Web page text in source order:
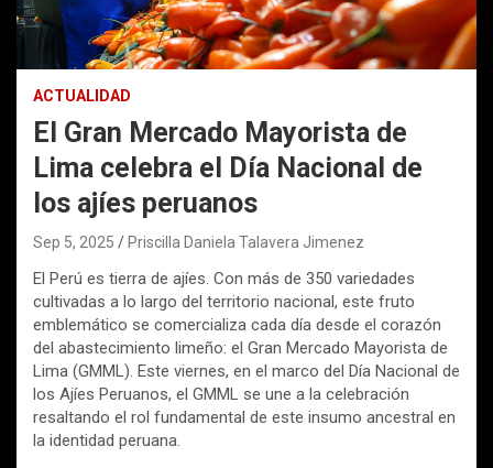
ACTUALIDAD
El Gran Mercado Mayorista de
Lima celebra el Día Nacional de
los ajíes peruanos
Sep 5, 2025 Priscilla Daniela Talavera Jimenez
El Perú es tierra de ajíes. Con más de 350 variedades
cultivadas a lo largo del territorio nacional, este fruto
emblemático se comercializa cada día desde el corazón
del abastecimiento limeño: el Gran Mercado Mayorista de
Lima (GMML). Este viernes, en el marco del Día Nacional de
los Ajíes Peruanos, el GMML se une a la celebración
resaltando el rol fundamental de este insumo ancestral en
la identidad peruana.